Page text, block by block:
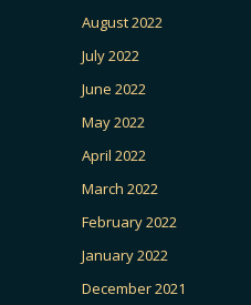
August 2022
July 2022
June 2022
May 2022
April 2022
March 2022
February 2022
January 2022
December 2021